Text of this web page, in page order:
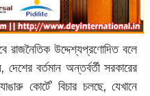
রাজনৈতিক উদ্দেশ্যপ্রণোদিত বলে
বর্তমান অন্তর্বর্তী সরকারের
কোর্টে’ বিচার চলছে, যেখানে